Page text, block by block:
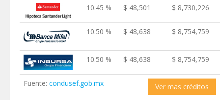
10.45 % $ 48,501 $ 8,730,226
10.50 % $ 48,638 $ 8,754,759
10.50 % $ 48,638 $ 8,754,759
Fuente: condusef.gob.mx Ver mas créditos